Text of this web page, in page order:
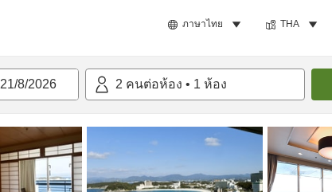
ภาษาไทย THA
21/8/2026 2 คนต่อห้อง • 1 ห้อง